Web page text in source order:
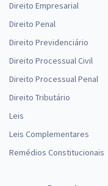
Direito Empresarial
Direito Penal
Direito Previdenciário
Direito Processual Civil
Direito Processual Penal
Direito Tributário
Leis
Leis Complementares
Remédios Constitucionais